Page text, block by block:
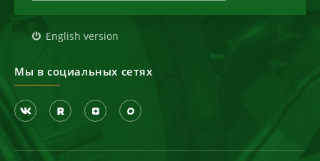
English version
Мы в социальных сетях